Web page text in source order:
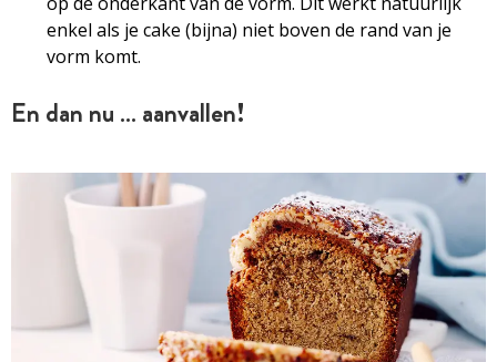
enkel als je cake (bijna) niet boven de rand van je
vorm komt.
En dan nu … aanvallen!